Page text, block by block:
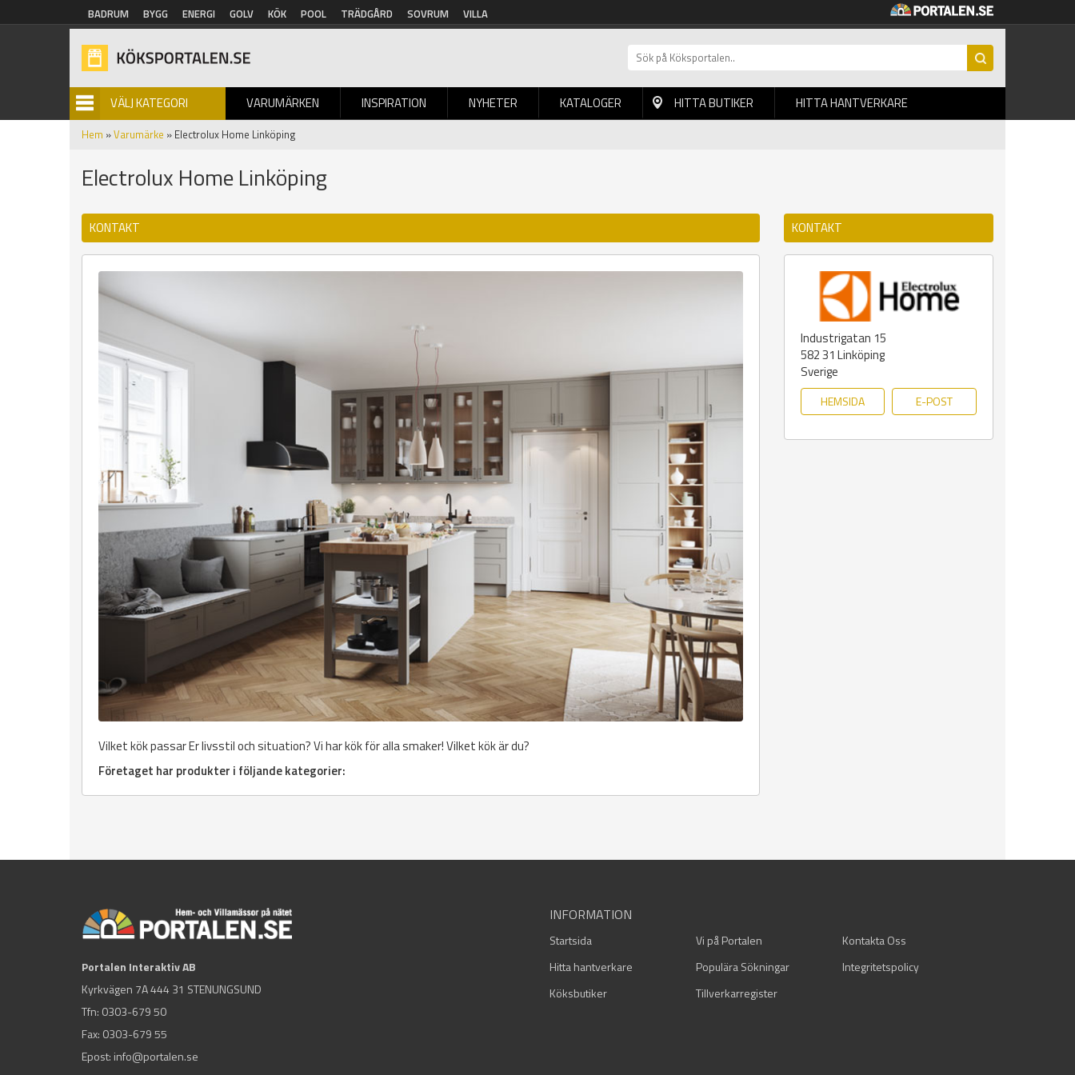
Hoppa till huvudinnehåll
BADRUM BYGG ENERGI GOLV KÖK POOL TRÄDGÅRD SOVRUM VILLA
VÄLJ KATEGORI VARUMÄRKEN INSPIRATION NYHETER
BILDGALLERI KATALOGER HITTA BUTIKER HITTA HANTVERKARE
Hem »Varumärke » Electrolux Home Linköping
Electrolux Home Linköping
KONTAKT
Vilket kök passar Er livsstil och situation? Vi har kök för alla smaker! Vilket kök är du?
Företaget har produkter i följande kategorier:
KONTAKT
Industrigatan 15
582 31 Linköping
Sverige
HEMSIDA E-POST
Portalen Interaktiv AB
Kyrkvägen 7A 444 31 STENUNGSUND
Tfn: 0303-679 50
Fax: 0303-679 55
Epost: info@portalen.se
INFORMATION
Startsida Vi på Portalen
Kontakta Oss
Hitta hantverkare
Populära Sökningar
Integritetspolicy
Köksbutiker
Tillverkarregister